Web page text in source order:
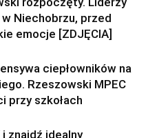
Niechobrzu, przed
emocje [ZDJĘCIA]
ciepłowników na
Rzeszowski MPEC
przy szkołach
znajdź idealny